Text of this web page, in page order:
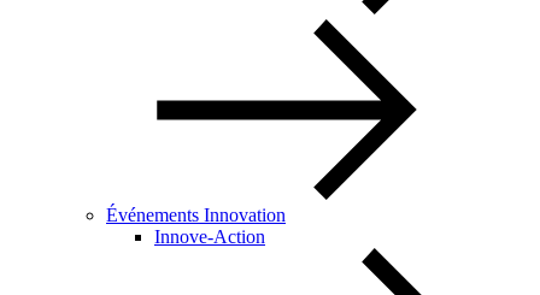
Événements Innovation
Innove-Action